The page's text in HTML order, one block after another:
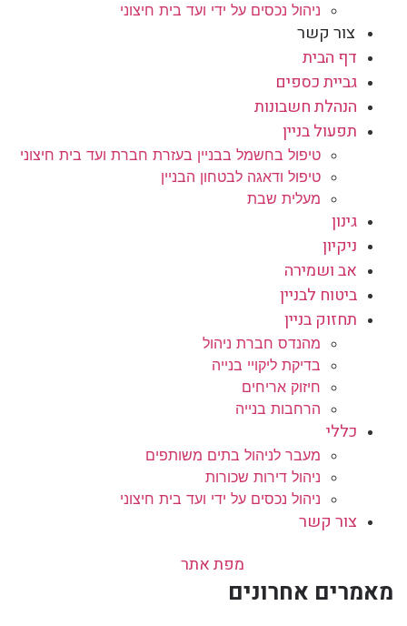
ניהול נכסים על ידי ועד בית חיצוני
צור קשר
דף הבית
גביית כספים
הנהלת חשבונות
תפעול בניין
טיפול בחשמל בבניין בעזרת חברת ועד בית חיצוני
טיפול ודאגה לבטחון הבניין
מעלית שבת
גינון
ניקיון
אב ושמירה
ביטוח לבניין
תחזוק בניין
מהנדס חברת ניהול
בדיקת ליקויי בנייה
חיזוק אריחים
הרחבות בנייה
כללי
מעבר לניהול בתים משותפים
ניהול דירות שכורות
ניהול נכסים על ידי ועד בית חיצוני
צור קשר
מפת אתר
מאמרים אחרונים